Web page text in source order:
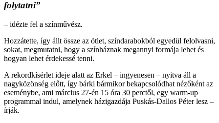
folytatni”
– idézte fel a színművész.
Hozzátette, így állt össze az ötlet, színdarabokból egyedül felolvasni,
sokat, megmutatni, hogy a színháznak megannyi formája lehet és
hogyan lehet érdekessé tenni.
A rekordkísérlet ideje alatt az Erkel – ingyenesen – nyitva áll a
nagyközönség előtt, így bárki bármikor bekapcsolódhat nézőként az
eseménybe, ami március 27-én 15 óra 30 perctől, egy warm-up
programmal indul, amelynek házigazdája Puskás-Dallos Péter lesz –
írják.